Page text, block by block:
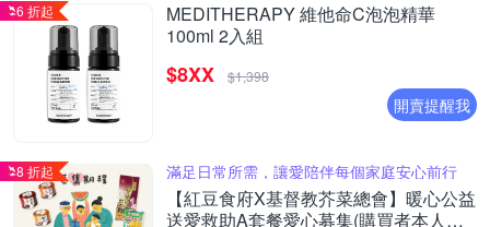
6 折起
MEDITHERAPY 維他命C泡泡精華
100ml 2入組
$8XX $1,398
開賣提醒我
8 折起 滿足日常所需，讓愛陪伴每個家庭安心前行
【紅豆食府X基督教芥菜總會】暖心公益
送愛救助A套餐愛心募集(購買者本人不